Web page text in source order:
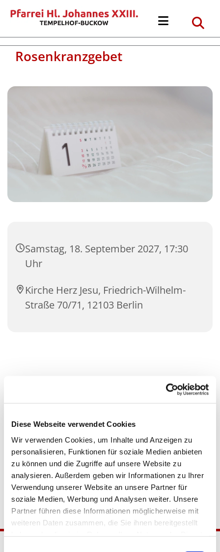
Diese Webseite verwendet Cookies
Wir verwenden Cookies, um Inhalte und Anzeigen zu
personalisieren, Funktionen für soziale Medien anbieten
zu können und die Zugriffe auf unsere Website zu
analysieren. Außerdem geben wir Informationen zu Ihrer
Verwendung unserer Website an unsere Partner für
soziale Medien, Werbung und Analysen weiter. Unsere
Partner führen diese Informationen möglicherweise mit
weiteren Daten zusammen, die Sie ihnen bereitgestellt
Rosenkranzgebet
Samstag, 18. September 2027, 17:30
Uhr
Kirche Herz Jesu, Friedrich-Wilhelm-
Straße 70/71, 12103 Berlin